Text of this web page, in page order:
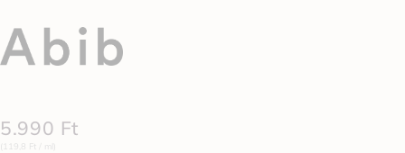
5.990 Ft
(119,8 Ft / ml)